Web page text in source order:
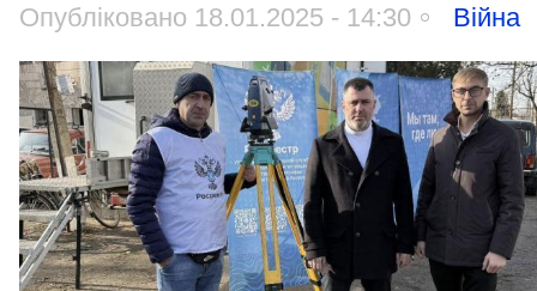
Опубліковано 18.01.2025 - 14:30 Війна